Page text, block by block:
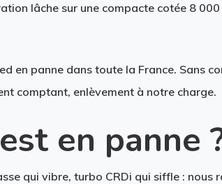
lâche sur une compacte cotée 8
en panne dans toute la France. Sans
comptant, enlèvement à notre charge.
en panne
qui vibre, turbo CRDi qui siffle : nous